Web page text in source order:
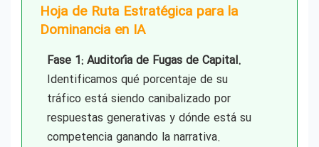
Hoja de Ruta Estratégica para la
Dominancia en IA
Fase 1: Auditoría de Fugas de Capital.
Identificamos qué porcentaje de su
tráfico está siendo canibalizado por
respuestas generativas y dónde está su
competencia ganando la narrativa.